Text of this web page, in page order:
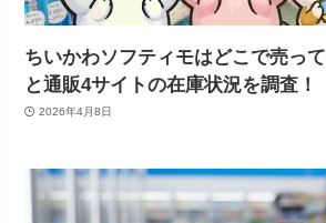
ちいかわソフティモはどこで売っ
と通販4サイトの在庫状況を調査！
2026年4月8日